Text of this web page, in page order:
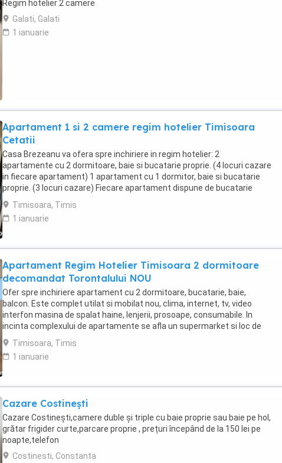
Regim hotelier 2 camere
Galati, Galati
1 ianuarie
Apartament 1 si 2 camere regim hotelier Timisoara
Cetatii
Casa Brezeanu va ofera spre inchiriere in regim hotelier: 2
apartamente cu 2 dormitoare, baie si bucatarie proprie. (4 locuri cazare
in fiecare apartament) 1 apartament cu 1 dormitor, baie si bucatarie
proprie. (3 locuri cazare) Fiecare apartament dispune de bucatarie
complet utilata,baie cu cabina ...
Timisoara, Timis
1 ianuarie
Apartament Regim Hotelier Timisoara 2 dormitoare
decomandat Torontalului NOU
Ofer spre inchiriere apartament cu 2 dormitoare, bucatarie, baie,
balcon. Este complet utilat si mobilat nou, clima, internet, tv, video
interfon masina de spalat haine, lenjerii, prosoape, consumabile. In
incinta complexului de apartamente se afla un supermarket si loc de
joaca pentru copii. Apartamentul ...
Timisoara, Timis
1 ianuarie
Cazare Costinești
Cazare Costinești,camere duble și triple cu baie proprie sau baie pe hol,
grătar frigider curte,parcare proprie , prețuri începând de la 150 lei pe
noapte,telefon
Costinesti, Constanta